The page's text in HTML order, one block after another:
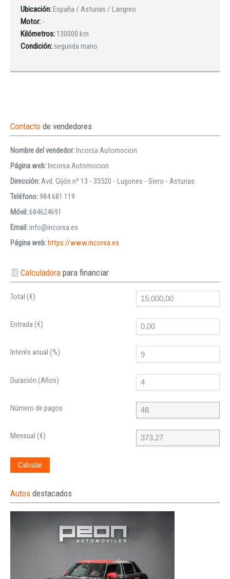
Ubicación:España / Asturias / Langreo
Motor: -
Kilómetros: 130000 km
Condición: segunda mano
Contacto de vendedores
Nombre del vendedor:Incorsa Automocion
Página web:Incorsa Automocion
Dirección:Avd. Gijón nº 13 - 33520 - Lugones - Siero - Asturias
Teléfono:984 681 119
Móvil:684624691
Email:info@incorsa.es
Página web:https://www.incorsa.es
Calculadorapara financiar
Total (€)
Entrada (€)
Interés anual (%)
Duración (Años)
Número de pagos
Mensual (€)
Calcular
Autos destacados